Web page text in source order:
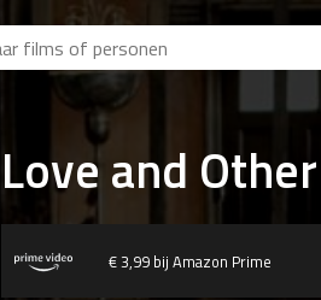
Love and
€ 3,99 bij Amazon Prime